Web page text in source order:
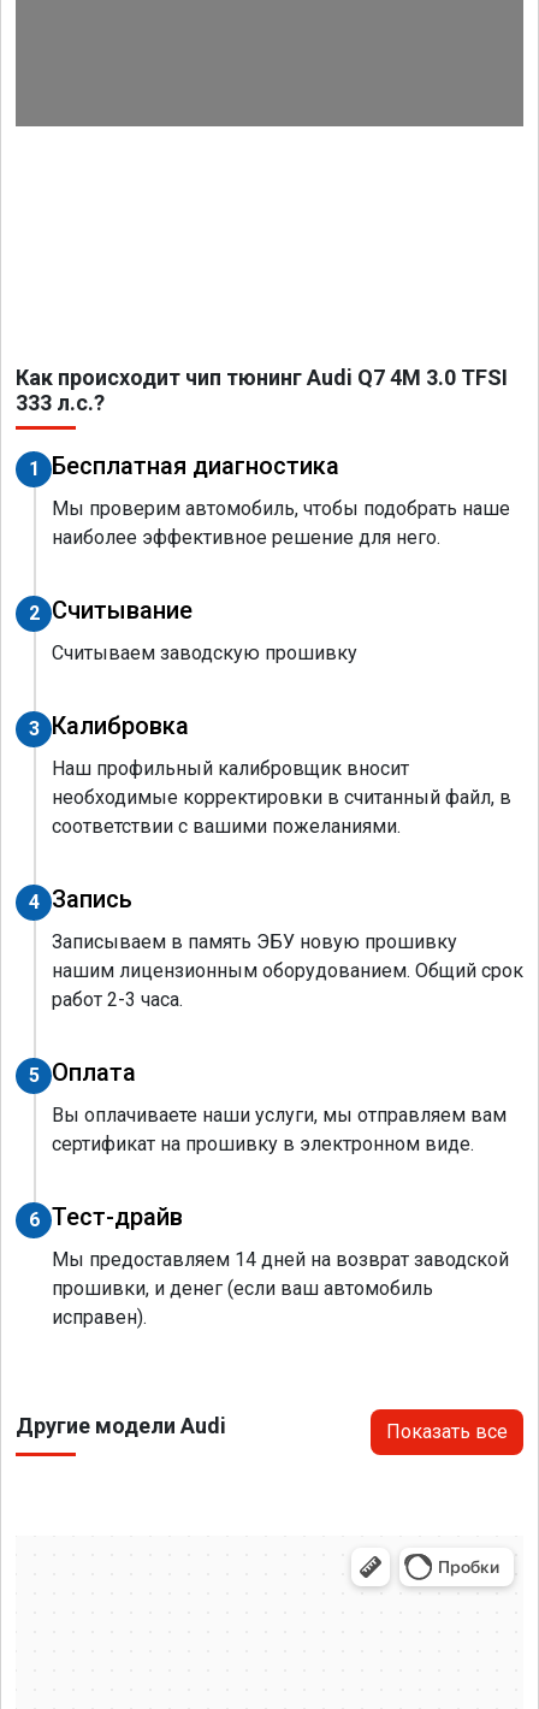
Как происходит чип тюнинг Audi Q7 4M 3.0 TFSI
333 л.с.?
1 Бесплатная диагностика
Мы проверим автомобиль, чтобы подобрать наше
наиболее эффективное решение для него.
2 Считывание
Считываем заводскую прошивку
3 Калибровка
Наш профильный калибровщик вносит
необходимые корректировки в считанный файл, в
соответствии с вашими пожеланиями.
4 Запись
Записываем в память ЭБУ новую прошивку
нашим лицензионным оборудованием. Общий срок
работ 2-3 часа.
5 Оплата
Вы оплачиваете наши услуги, мы отправляем вам
сертификат на прошивку в электронном виде.
6 Тест-драйв
Мы предоставляем 14 дней на возврат заводской
прошивки, и денег (если ваш автомобиль
исправен).
Другие модели Audi Показать все